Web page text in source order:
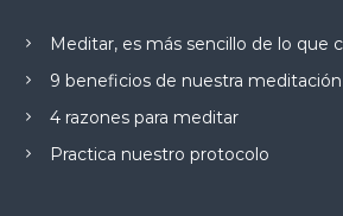
Meditar, es más sencillo de lo que
9 beneficios de nuestra meditación
4 razones para meditar
Practica nuestro protocolo